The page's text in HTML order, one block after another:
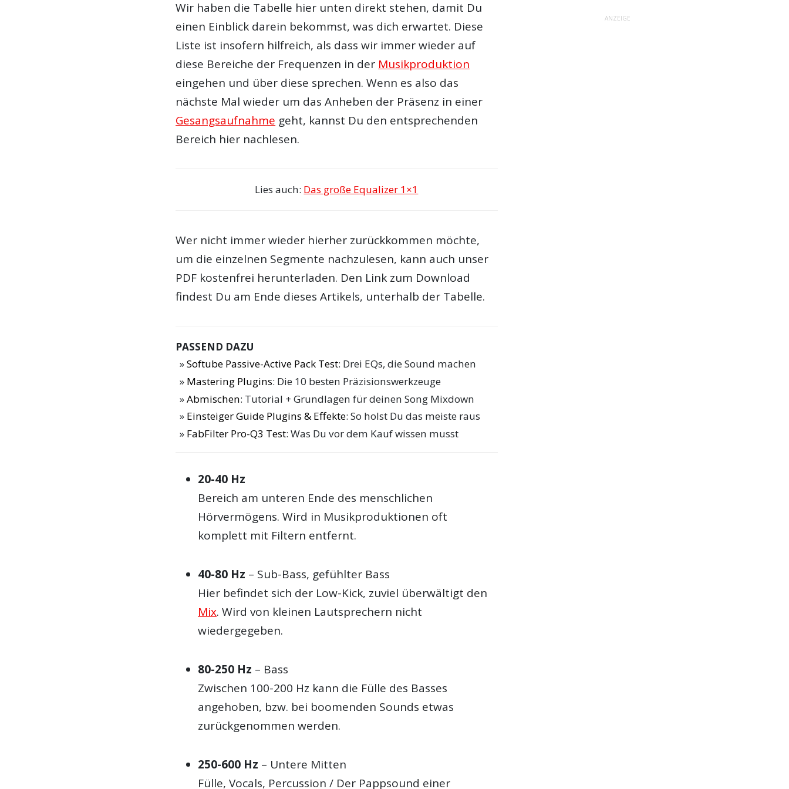
Wir haben die Tabelle hier unten direkt stehen, damit Du
einen Einblick darein bekommst, was dich erwartet. Diese
Liste ist insofern hilfreich, als dass wir immer wieder auf
diese Bereiche der Frequenzen in der Musikproduktion
eingehen und über diese sprechen. Wenn es also das
nächste Mal wieder um das Anheben der Präsenz in einer
Gesangsaufnahme geht, kannst Du den entsprechenden
Bereich hier nachlesen.
Lies auch: Das große Equalizer 1×1
Wer nicht immer wieder hierher zurückkommen möchte,
um die einzelnen Segmente nachzulesen, kann auch unser
PDF kostenfrei herunterladen. Den Link zum Download
findest Du am Ende dieses Artikels, unterhalb der Tabelle.
PASSEND DAZU
Softube Passive-Active Pack Test: Drei EQs, die Sound machen
Mastering Plugins: Die 10 besten Präzisionswerkzeuge
Abmischen: Tutorial + Grundlagen für deinen Song Mixdown
Einsteiger Guide Plugins & Effekte: So holst Du das meiste raus
FabFilter Pro-Q3 Test: Was Du vor dem Kauf wissen musst
20-40 Hz
Bereich am unteren Ende des menschlichen
Hörvermögens. Wird in Musikproduktionen oft
komplett mit Filtern entfernt.
40-80 Hz – Sub-Bass, gefühlter Bass
Hier befindet sich der Low-Kick, zuviel überwältigt den
Mix. Wird von kleinen Lautsprechern nicht
wiedergegeben.
80-250 Hz – Bass
Zwischen 100-200 Hz kann die Fülle des Basses
angehoben, bzw. bei boomenden Sounds etwas
zurückgenommen werden.
250-600 Hz – Untere Mitten
Fülle, Vocals, Percussion / Der Pappsound einer
ANZEIGE